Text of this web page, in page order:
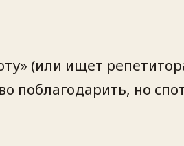
(или ищет
поблагодарить, но